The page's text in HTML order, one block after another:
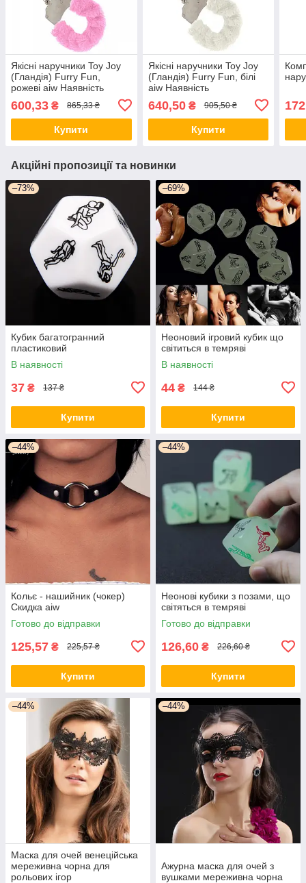
Якісні наручники Toy Joy
(Гландія) Furry Fun,
рожеві aiw Наявність
600,33 ₴ 865,33 ₴
Купити
Якісні наручники Toy Joy
(Гландія) Furry Fun, білі
aiw Наявність
640,50₴ 905,50 ₴
Купити
Акційні пропозиції та новинки
–73%
Кубик багатогранний
пластиковий
В наявності
37 ₴ 137 ₴
Купити
–69%
Неоновий ігровий кубик що
світиться в темряві
В наявності
44 ₴ 144 ₴
Купити
–44%
Кольє - нашийник (чокер)
Скидка aiw
Готово до відправки
125,57 ₴ 225,57 ₴
Купити
–44%
Неонові кубики з позами, що
світяться в темряві
Готово до відправки
126,60 ₴ 226,60 ₴
Купити
–44%
Маска для очей венеційська
мереживна чорна для
рольових ігор
–44%
Ажурна маска для очей з
вушками мереживна чорна